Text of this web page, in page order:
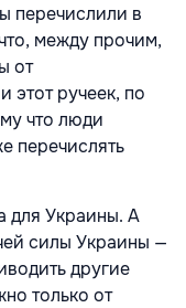
перечислили в
между прочим,
от
этот ручеек, по
что люди
перечислять
для Украины. А
силы Украины —
другие
только от